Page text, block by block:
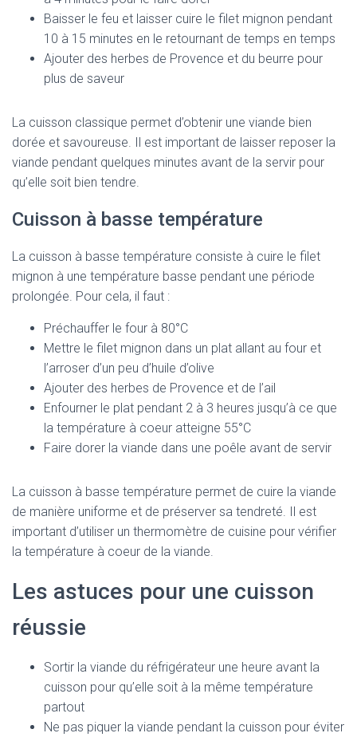
Baisser le feu et laisser cuire le filet mignon pendant
10 à 15 minutes en le retournant de temps en temps
Ajouter des herbes de Provence et du beurre pour
plus de saveur
La cuisson classique permet d’obtenir une viande bien
dorée et savoureuse. Il est important de laisser reposer la
viande pendant quelques minutes avant de la servir pour
qu’elle soit bien tendre.
Cuisson à basse température
La cuisson à basse température consiste à cuire le filet
mignon à une température basse pendant une période
prolongée. Pour cela, il faut :
Préchauffer le four à 80°C
Mettre le filet mignon dans un plat allant au four et
l’arroser d’un peu d’huile d’olive
Ajouter des herbes de Provence et de l’ail
Enfourner le plat pendant 2 à 3 heures jusqu’à ce que
la température à coeur atteigne 55°C
Faire dorer la viande dans une poêle avant de servir
La cuisson à basse température permet de cuire la viande
de manière uniforme et de préserver sa tendreté. Il est
important d’utiliser un thermomètre de cuisine pour vérifier
la température à coeur de la viande.
Les astuces pour une cuisson
réussie
Sortir la viande du réfrigérateur une heure avant la
cuisson pour qu’elle soit à la même température
partout
Ne pas piquer la viande pendant la cuisson pour éviter